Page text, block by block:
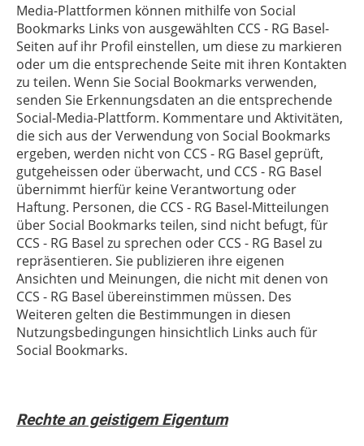
Media-Plattformen können mithilfe von Social
Bookmarks Links von ausgewählten CCS - RG Basel-
Seiten auf ihr Profil einstellen, um diese zu markieren
oder um die entsprechende Seite mit ihren Kontakten
zu teilen. Wenn Sie Social Bookmarks verwenden,
senden Sie Erkennungsdaten an die entsprechende
Social-Media-Plattform. Kommentare und Aktivitäten,
die sich aus der Verwendung von Social Bookmarks
ergeben, werden nicht von CCS - RG Basel geprüft,
gutgeheissen oder überwacht, und CCS - RG Basel
übernimmt hierfür keine Verantwortung oder
Haftung. Personen, die CCS - RG Basel-Mitteilungen
über Social Bookmarks teilen, sind nicht befugt, für
CCS - RG Basel zu sprechen oder CCS - RG Basel zu
repräsentieren. Sie publizieren ihre eigenen
Ansichten und Meinungen, die nicht mit denen von
CCS - RG Basel übereinstimmen müssen. Des
Weiteren gelten die Bestimmungen in diesen
Nutzungsbedingungen hinsichtlich Links auch für
Social Bookmarks.
Rechte an geistigem Eigentum